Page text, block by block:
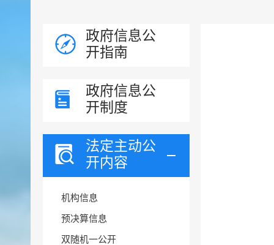
政府信息公
开指南
政府信息公
开制度
法定主动公
开内容
机构信息
预决算信息
双随机一公开